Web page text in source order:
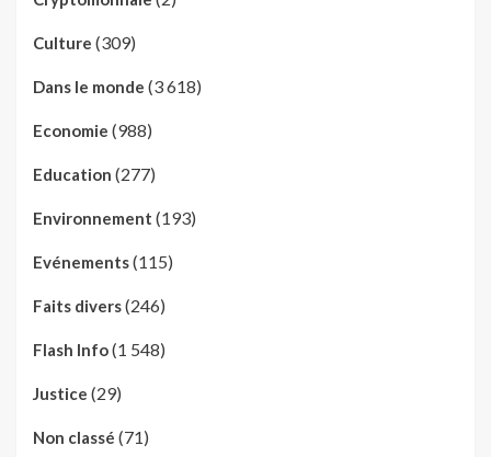
Culture (309)
Dans le monde (3 618)
Economie (988)
Education (277)
Environnement (193)
Evénements(115)
Faits divers(246)
Flash Info(1 548)
Justice (29)
Non classé (71)